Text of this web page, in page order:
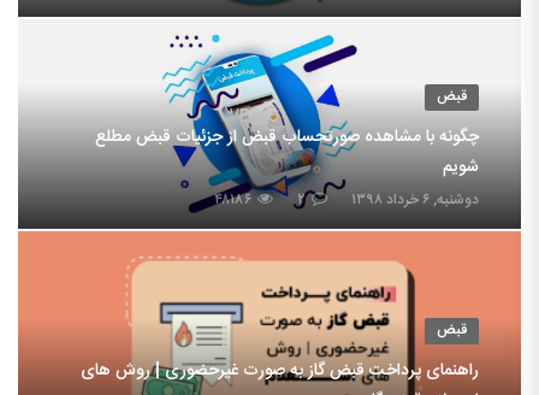
قبض
چگونه با مشاهده صورتحساب قبض از جزئیات قبض مطلع
شویم
دوشنبه, ۶ خرداد ۱۳۹۸ ۲ ۴۸۱۸۶
قبض
راهنمای پرداخت قبض گاز به صورت غیرحضوری | روش های